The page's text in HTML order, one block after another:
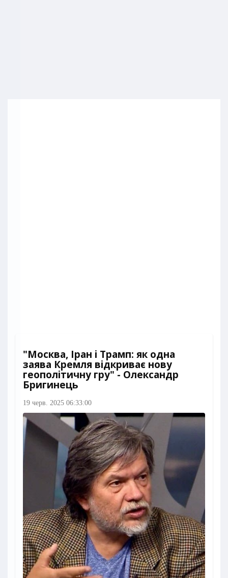
"Москва, Іран і Трамп: як одна
заява Кремля відкриває нову
геополітичну гру" - Олександр
Бригинець
19 черв. 2025 06:33:00